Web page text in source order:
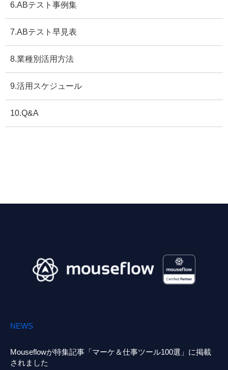
6.ABテスト事例集
7.ABテスト早見表
8.業種別活用方法
9.活用スケジュール
10.Q&A
NEWS
Mouseflowが特集記事「マーケ＆仕事ツール100選」に掲載
されました